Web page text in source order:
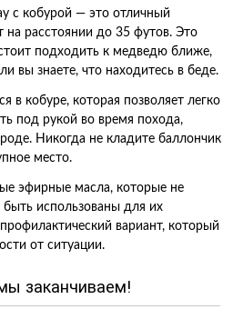
с кобурой — это отличный
на расстоянии до 35 футов. Это
подходить к медведю ближе,
вы знаете, что находитесь в беде.
в кобуре, которая позволяет легко
под рукой во время похода,
Никогда не кладите баллончик
место.
эфирные масла, которые не
использованы для их
вариант, который
от ситуации.
заканчиваем!